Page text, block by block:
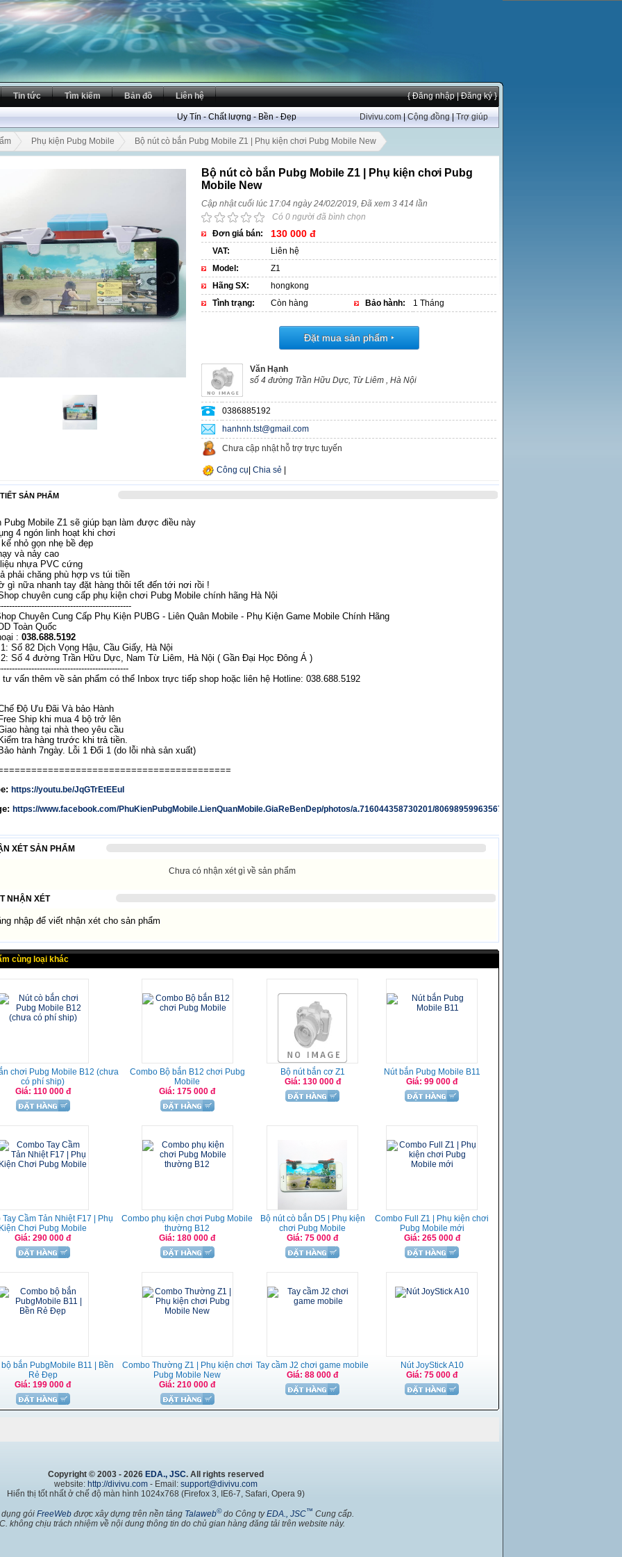
Tin tức Tìm kiếm Bản đồ Liên hệ { Đăng nhập| Đăng ký }
Divivu.com|Cộng đồng|Trợ giúp
Uy Tín - Chất lượng - Bền - Đẹp
Phụ kiện Pubg Mobile Bộ nút cò bắn Pubg Mobile Z1 | Phụ kiện chơi Pubg Mobile New
Bộ nút cò bắn Pubg Mobile Z1 | Phụ kiện chơi Pubg
Mobile New
Cập nhật cuối lúc 17:04 ngày 24/02/2019, Đã xem 3 414 lần
Có 0 người đã bình chọn
Đơn giá bán:
130 000 đ
VAT:
Liên hệ
Model:
Z1
Hãng SX:
hongkong
Tình trạng:
Còn hàng Bảo hành: 1 Tháng
Đặt mua sản phẩm ‣
Văn Hạnh
số 4 đường Trần Hữu Dực, Từ Liêm , Hà Nội
0386885192
hanhnh.tst@gmail.com
Chưa cập nhật hỗ trợ trực tuyến
Chia sẻ
Công cụ
SẢN PHẨM
Pubg Mobile Z1 sẽ giúp bạn làm được điều này
4 ngón linh hoạt khi chơi
nhỏ gọn nhẹ bề đẹp
và nảy cao
nhựa PVC cứng
phải chăng phù hợp vs túi tiền
gì nữa nhanh tay đặt hàng thôi tết đến tới nơi rồi !
chuyên cung cấp phụ kiện chơi Pubg Mobile chính hãng Hà Nội
--------------------------------
Chuyên Cung Cấp Phụ Kiện PUBG - Liên Quân Mobile - Phụ Kiện Game Mobile Chính Hãng
Toàn Quốc
: 038.688.5192
Số 82 Dịch Vọng Hậu, Cầu Giấy, Hà Nội
Số 4 đường Trần Hữu Dực, Nam Từ Liêm, Hà Nội ( Gần Đại Học Đông Á )
-------------------------------
tư vấn thêm về sản phẩm có thể Inbox trực tiếp shop hoặc liên hệ Hotline: 038.688.5192
Độ Ưu Đãi Và bảo Hành
Free Ship khi mua 4 bộ trở lên
hàng tại nhà theo yêu cầu
Kiểm tra hàng trước khi trả tiền.
Bảo hành 7ngày. Lỗi 1 Đổi 1 (do lỗi nhà sản xuất)
=====================
https://youtu.be/JqGTrEtEEuI
https://www.facebook.com/PhuKienPubgMobile.LienQuanMobile.GiaReBenDep/photos/a.716044358730201/806989599635676/
XÉT SẢN PHẨM
Chưa có nhận xét gì về sản phẩm
NHẬN XÉT
nhập để viết nhận xét cho sản phẩm
cùng loại khác
chơi Pubg Mobile B12 (chưa
có phí ship)
Giá: 110 000 đ
Combo Bộ bắn B12 chơi Pubg
Mobile
Giá: 175 000 đ
Bộ nút bắn cơ Z1
Giá: 130 000 đ
Nút bắn Pubg Mobile B11
Giá: 99 000 đ
Tay Cầm Tản Nhiệt F17 | Phụ
Kiện Chơi Pubg Mobile
Giá: 290 000 đ
Combo phụ kiện chơi Pubg Mobile
thường B12
Giá: 180 000 đ
Bộ nút cò bắn D5 | Phụ kiện
chơi Pubg Mobile
Giá: 75 000 đ
Combo Full Z1 | Phụ kiện chơi
Pubg Mobile mới
Giá: 265 000 đ
bắn PubgMobile B11 | Bền
Rẻ Đẹp
Giá: 199 000 đ
Combo Thường Z1 | Phụ kiện chơi
Pubg Mobile New
Giá: 210 000 đ
Tay cầm J2 chơi game mobile
Giá: 88 000 đ
Nút JoyStick A10
Giá: 75 000 đ
Copyright © 2003 - 2026 EDA., JSC. All rights reserved
website: http://divivu.com- Email: support@divivu.com
Hiển thị tốt nhất ở chế độ màn hình 1024x768 (Firefox 3, IE6-7, Safari, Opera 9)
dụng gói FreeWeb được xây dựng trên nền tảng Talaweb©do Công tyEDA., JSC™ Cung cấp.
không chịu trách nhiệm về nội dung thông tin do chủ gian hàng đăng tải trên website này.